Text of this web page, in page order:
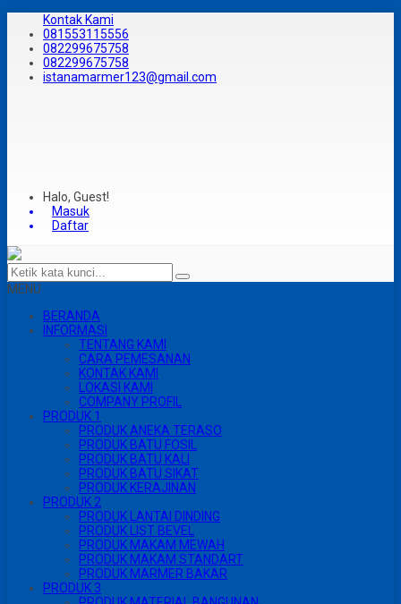
Kontak Kami
081553115556
082299675758
082299675758
istanamarmer123@gmail.com
Halo, Guest!
Masuk
Daftar
MENU
BERANDA
INFORMASI
TENTANG KAMI
CARA PEMESANAN
KONTAK KAMI
LOKASI KAMI
COMPANY PROFIL
PRODUK 1
PRODUK ANEKA TERASO
PRODUK BATU FOSIL
PRODUK BATU KALI
PRODUK BATU SIKAT
PRODUK KERAJINAN
PRODUK 2
PRODUK LANTAI DINDING
PRODUK LIST BEVEL
PRODUK MAKAM MEWAH
PRODUK MAKAM STANDART
PRODUK MARMER BAKAR
PRODUK 3